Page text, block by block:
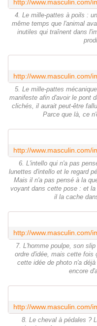
4. Le mille-pattes à poils :
même temps que l'animal
inutiles qui traînent dans
5. Le mille-pattes
manifeste afin d'avoir le pont
clichés, il aurait peut-être
Parce que là, ce
6. L'intello qui n'a pas
lunettes d'intello et le regard
Mais il n'a pas pensé à la
voyant dans cette pose : et
il la cache
7. L'homme poulpe, son
ordre d'idée, mais cette fois
cette idée de photo n'a
encore
8. Le cheval à pédales ?